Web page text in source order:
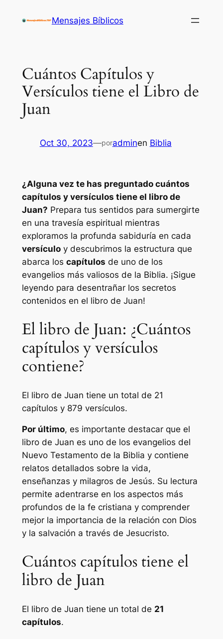
Mensajes Bíblicos
Cuántos Capítulos y
Versículos tiene el Libro de
Juan
Oct 30, 2023—poradminen Biblia
¿Alguna vez te has preguntado cuántos
capítulos y versículos tiene el libro de
Juan? Prepara tus sentidos para sumergirte
en una travesía espiritual mientras
exploramos la profunda sabiduría en cada
versículoy descubrimos la estructura que
abarca los capítulos de uno de los
evangelios más valiosos de la Biblia. ¡Sigue
leyendo para desentrañar los secretos
contenidos en el libro de Juan!
El libro de Juan: ¿Cuántos
capítulos y versículos
contiene?
El libro de Juan tiene un total de 21
capítulos y 879 versículos.
Por último, es importante destacar que el
libro de Juan es uno de los evangelios del
Nuevo Testamento de la Biblia y contiene
relatos detallados sobre la vida,
enseñanzas y milagros de Jesús. Su lectura
permite adentrarse en los aspectos más
profundos de la fe cristiana y comprender
mejor la importancia de la relación con Dios
y la salvación a través de Jesucristo.
Cuántos capítulos tiene el
libro de Juan
El libro de Juan tiene un total de 21
capítulos.